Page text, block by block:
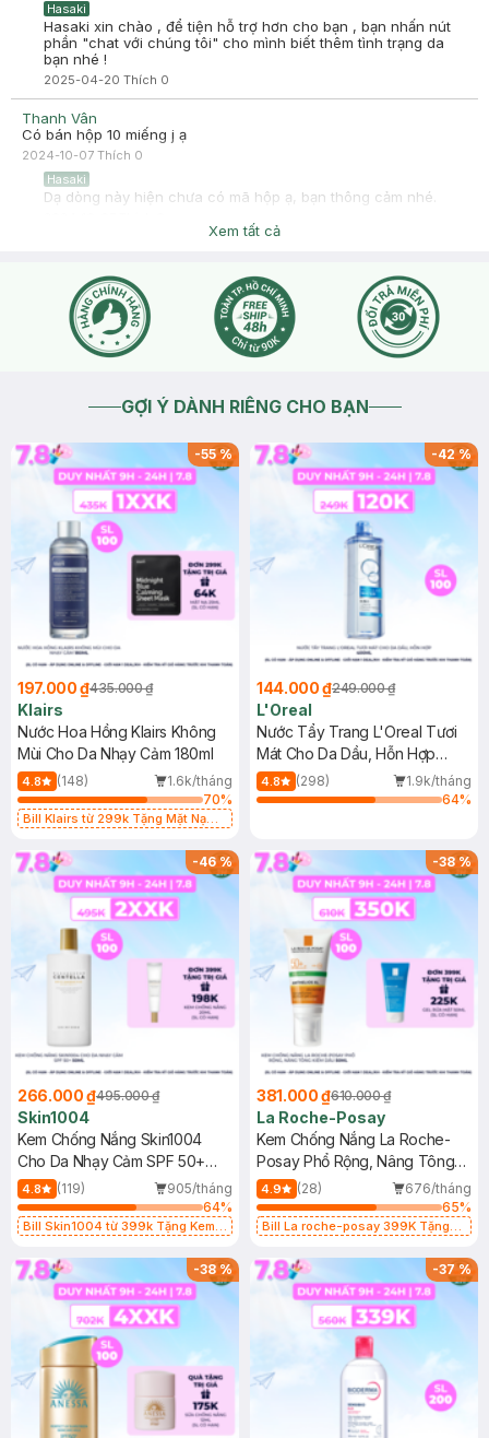
Hasaki
Hasaki xin chào , để tiện hỗ trợ hơn cho bạn , bạn nhấn nút
phần "chat với chúng tôi" cho mình biết thêm tình trạng da
bạn nhé !
2025-04-20 Thích 0
Thanh Vân
Có bán hộp 10 miếng j ạ
2024-10-07 Thích 0
Hasaki
Dạ dòng này hiện chưa có mã hộp ạ, bạn thông cảm nhé.
Xem tất cả
GỢI Ý DÀNH RIÊNG CHO BẠN
-55%
197.000 ₫435.000 ₫
Klairs
Nước Hoa Hồng Klairs Không
Mùi Cho Da Nhạy Cảm 180ml
4.8 (148)
1.6k/tháng
70%
Bill Klairs từ 299k Tặng Mặt Nạ
25ml (SL Có Hạn)
-42%
144.000 ₫249.000 ₫
L'Oreal
Nước Tẩy Trang L'Oreal Tươi
Mát Cho Da Dầu, Hỗn Hợp
400ml
4.8 (298)
1.9k/tháng
64%
-46%
266.000 ₫495.000 ₫
Skin1004
Kem Chống Nắng Skin1004
Cho Da Nhạy Cảm SPF 50+
50ml
4.8 (119)
905/tháng
64%
Bill Skin1004 từ 399k Tặng Kem
SPF 50+ 20ml (SL Có Hạn)
-38%
381.000 ₫610.000 ₫
La Roche-Posay
Kem Chống Nắng La Roche-
Posay Phổ Rộng, Nâng Tông
Kiềm Dầu 50ml
4.9 (28)
676/tháng
65%
Bill La roche-posay 399K Tặng
(SL có hạn)
-38% -37%